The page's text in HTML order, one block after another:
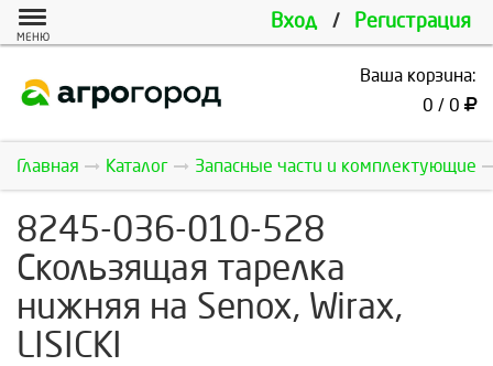
Вход / Регистрация
МЕНЮ
Ваша корзина:
0 / 0
Главная Каталог Запасные части и комплектующие
8245-036-010-528
Скользящая тарелка
нижняя на Senox, Wirax,
LISICKI